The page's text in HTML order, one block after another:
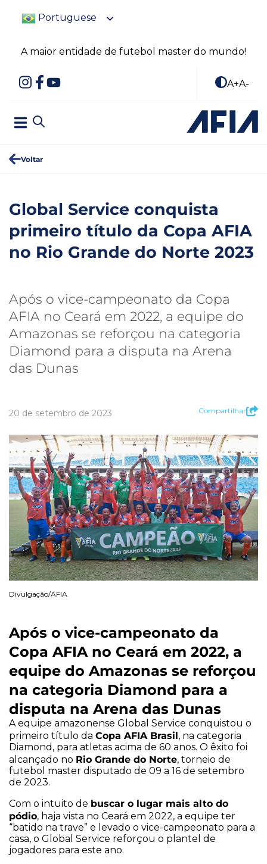
Portuguese
A maior entidade de futebol master do mundo!
A+A-
Voltar
Global Service conquista
primeiro título da Copa AFIA
no Rio Grande do Norte 2023
Após o vice-campeonato da Copa
AFIA no Ceará em 2022, a equipe do
Amazonas se reforçou na categoria
Diamond para a disputa na Arena
das Dunas
20 de setembro de 2023 Compartilhar
Divulgação/AFIA
Após o vice-campeonato da
Copa AFIA no Ceará em 2022, a
equipe do Amazonas se reforçou
na categoria Diamond para a
disputa na Arena das Dunas
A equipe amazonense Global Service conquistou o
primeiro título da Copa AFIA Brasil, na categoria
Diamond, para atletas acima de 60 anos. O êxito foi
alcançado no Rio Grande do Norte, torneio de
futebol master disputado de 09 a 16 de setembro
de 2023.
Com o intuito de buscar o lugar mais alto do
pódio, haja vista no Ceará em 2022, a equipe ter
“batido na trave” e levado o vice-campeonato para a
casa, o Global Service reforçou o plantel de
jogadores para este ano.